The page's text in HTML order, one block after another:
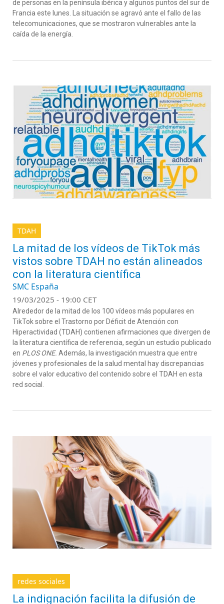
de personas en la península ibérica y algunos puntos del sur de
Francia este lunes. La situación se agravó ante el fallo de las
telecomunicaciones, que se mostraron vulnerables ante la
caída de la energía.
TDAH
La mitad de los vídeos de TikTok más
vistos sobre TDAH no están alineados
con la literatura científica
SMC España
19/03/2025 - 19:00 CET
Alrededor de la mitad de los 100 vídeos más populares en
TikTok sobre el Trastorno por Déficit de Atención con
Hiperactividad (TDAH) contienen afirmaciones que divergen de
la literatura científica de referencia, según un estudio publicado
en PLOS ONE. Además, la investigación muestra que entre
jóvenes y profesionales de la salud mental hay discrepancias
sobre el valor educativo del contenido sobre el TDAH en esta
red social.
redes sociales
La indignación facilita la difusión de